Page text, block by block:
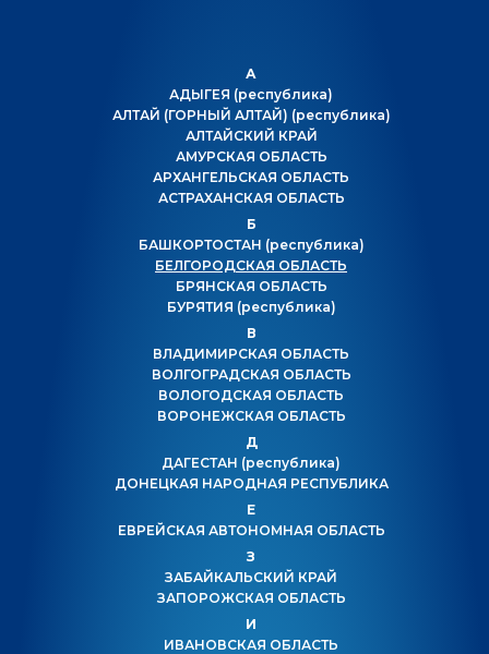
А
АДЫГЕЯ (республика)
АЛТАЙ (ГОРНЫЙ АЛТАЙ) (республика)
АЛТАЙСКИЙ КРАЙ
АМУРСКАЯ ОБЛАСТЬ
АРХАНГЕЛЬСКАЯ ОБЛАСТЬ
АСТРАХАНСКАЯ ОБЛАСТЬ
Б
БАШКОРТОСТАН (республика)
БЕЛГОРОДСКАЯ ОБЛАСТЬ
БРЯНСКАЯ ОБЛАСТЬ
БУРЯТИЯ (республика)
В
ВЛАДИМИРСКАЯ ОБЛАСТЬ
ВОЛГОГРАДСКАЯ ОБЛАСТЬ
ВОЛОГОДСКАЯ ОБЛАСТЬ
ВОРОНЕЖСКАЯ ОБЛАСТЬ
Д
ДАГЕСТАН (республика)
ДОНЕЦКАЯ НАРОДНАЯ РЕСПУБЛИКА
Е
ЕВРЕЙСКАЯ АВТОНОМНАЯ ОБЛАСТЬ
З
ЗАБАЙКАЛЬСКИЙ КРАЙ
ЗАПОРОЖСКАЯ ОБЛАСТЬ
И
ИВАНОВСКАЯ ОБЛАСТЬ